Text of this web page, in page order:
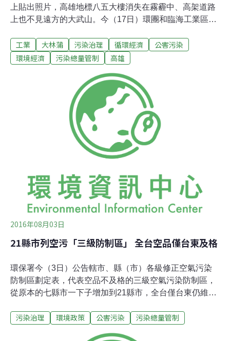
上貼出照片，高雄地標八五大樓消失在霧霾中、高架道路
上也不見遠方的大武山。今（17日）環團和臨海工業區居
動「高屏空污總量管制計畫」，但根本是「越減越肥」、
「騙很大」，要求立刻停止計畫。「現在環保局進行的空
督大林蒲鳳鼻頭遷村聯盟召集人陳椒華表示，環保局即將
通過的「高屏污染認可排放量」，竟然比實際排放量高出
一倍。目前高屏地區空品已頻頻紫爆，若依環署和地方環
保局的遊戲規則，通過總量管制計畫，空污將更嚴重。她
呼籲社會大眾關注這個問題，要求環署即刻停止，不要再
玩下去。認可量－實際排放申報量＝減量差額，未來可再
增量擴廠環團拿出環保局提供的資料指出，目前高屏空污
TSP（粒狀物）比實際申報量多6700噸／年、
工業 大林蒲 污染治理 循環經濟
公害污染
環境經濟
污染總量管制 高雄
2016年08月03日
21縣市列空污「三級防制區」 全台空品僅台東及格
環保署今（3日）公告轄市、縣（市）各級修正空氣污染
防制區劃定表，代表空品不及格的三級空氣污染防制區，
從原本的七縣市一下子增加到21縣市，全台僅台東仍維持
會加強，不論是既存、新設、變更的污染源，均會受到控
污染治理 環境政策 公害污染 污染總量管制